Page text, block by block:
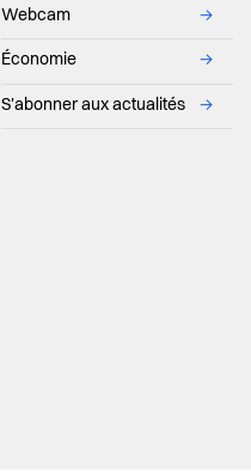
Webcam →
Économie →
S'abonner aux actualités →